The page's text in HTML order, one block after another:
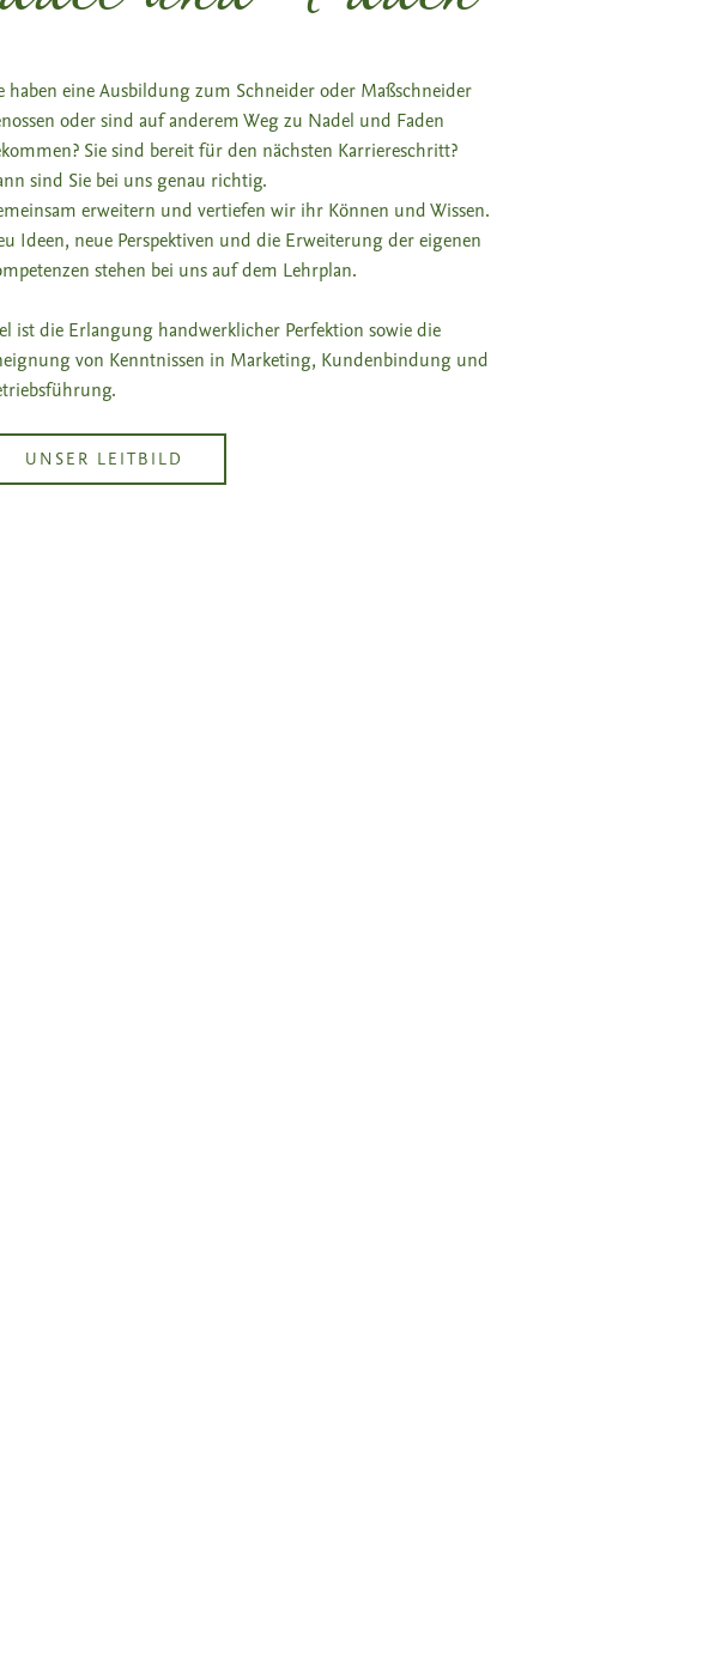
haben eine Ausbildung zum Schneider oder Maßschneider
oder sind auf anderem Weg zu Nadel und Faden
Sie sind bereit für den nächsten Karriereschritt?
sind Sie bei uns genau richtig.
erweitern und vertiefen wir ihr Können und Wissen.
Ideen, neue Perspektiven und die Erweiterung der eigenen
stehen bei uns auf dem Lehrplan.
ist die Erlangung handwerklicher Perfektion sowie die
von Kenntnissen in Marketing, Kundenbindung und
UNSER LEITBILD